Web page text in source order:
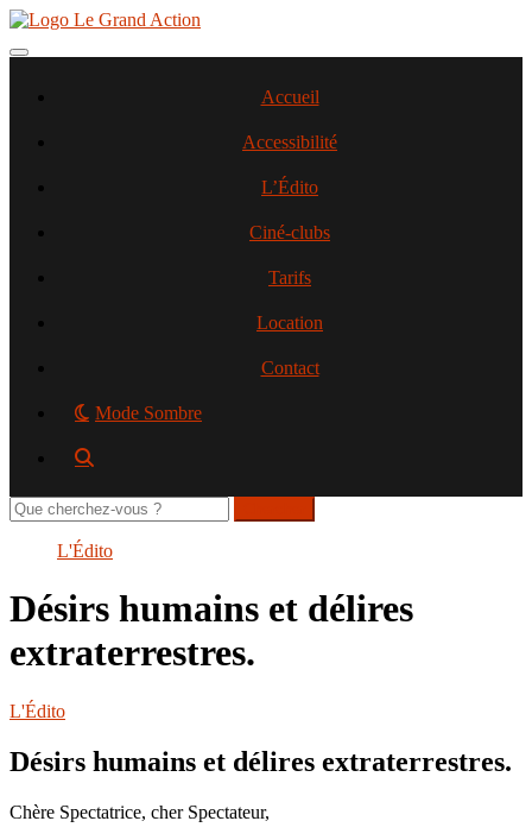
Aller
contenu
Toggle navigation
Accueil
Accessibilité
L’Édito
Ciné-clubs
Tarifs
Location
Contact
Mode Sombre
Rechercher
sur
L'Édito
Désirs humains et délires
extraterrestres.
L'Édito
Désirs humains et délires extraterrestres.
Chère Spectatrice, cher Spectateur,